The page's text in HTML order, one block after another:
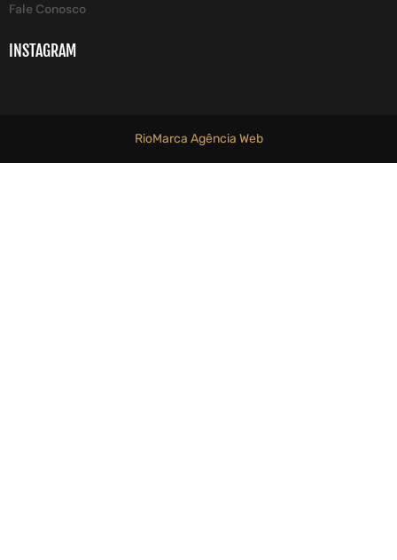
Fale Conosco
INSTAGRAM
RioMarca Agência Web